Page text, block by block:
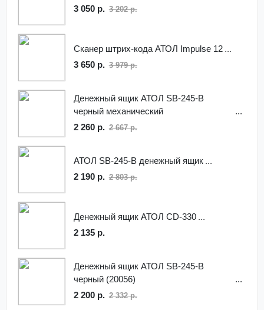
3 050 р. 3 202 р.
Сканер штрих-кода АТОЛ Impulse 12
3 650 р. 3 979 р.
Денежный ящик АТОЛ SB-245-B
черный механический
2 260 р. 2 667 р.
АТОЛ SB-245-B денежный ящик
2 190 р. 2 803 р.
Денежный ящик АТОЛ CD-330
2 135 р.
Денежный ящик АТОЛ SB-245-B
черный (20056)
2 200 р. 2 332 р.